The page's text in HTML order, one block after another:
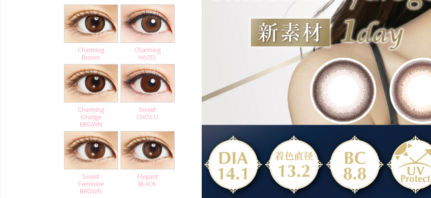
Charming
Brown
Charming
HAZEL
Charming
Orange
BROWN
Sweet
CHOCO
Sweet
Feminine
BROWN
Elegant
BLACK